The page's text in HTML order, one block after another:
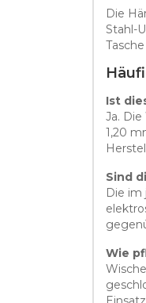
Die
Stahl-
Ist
Ja.
1,20
Sind
Die im
Wie